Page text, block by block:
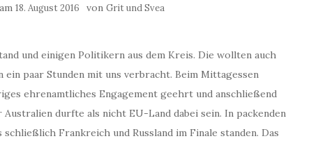
18. August 2016 von Grit und Svea
und einigen Politikern aus dem Kreis. Die wollten auch
ein paar Stunden mit uns verbracht. Beim Mittagessen
ehrenamtliches Engagement geehrt und anschließend
durfte als nicht EU-Land dabei sein. In packenden
Frankreich und Russland im Finale standen. Das